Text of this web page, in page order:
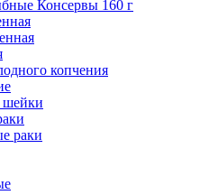
Консервы 160 г
копчения
шейки
раки